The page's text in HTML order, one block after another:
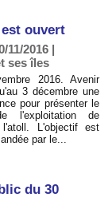
ouvert
11/2016 |
ses îles
2016. Avenir
3 décembre une
pour présenter le
l'exploitation de
L'objectif est
par le...
du 30